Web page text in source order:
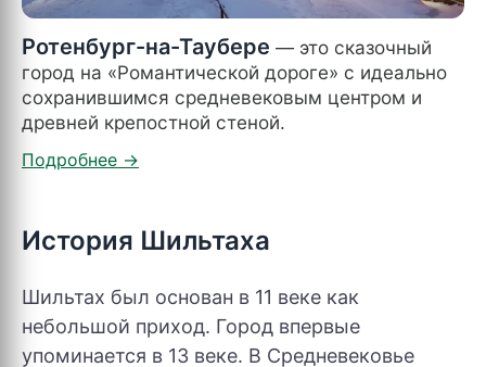
Ротенбург-на-Таубере — это сказочный
город на «Романтической дороге» с идеально
сохранившимся средневековым центром и
древней крепостной стеной.
История Шильтаха
Шильтах был основан в 11 веке как
небольшой приход. Город впервые
упоминается в 13 веке. В Средневековье